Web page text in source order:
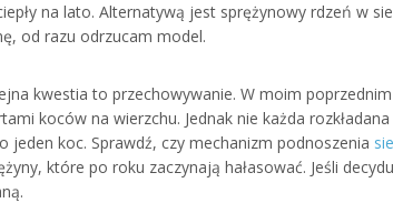
na lato. Alternatywą jest sprężynowy rdzeń w
od razu odrzucam model.
kwestia to przechowywanie. W moim
koców na wierzchu. Jednak nie każda
jeden koc. Sprawdź, czy mechanizm podnoszenia
które po roku zaczynają hałasować. Jeśli